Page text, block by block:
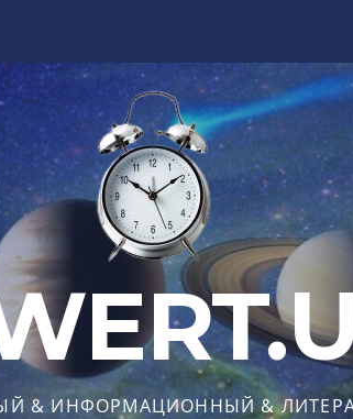
& ИНФОРМАЦИОННЫЙ &